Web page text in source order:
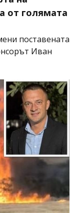
от голямата
поставената
Иван